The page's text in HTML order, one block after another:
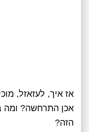
אז איך, לעזאזל,
אכן התרחשה? ומה
הזה?